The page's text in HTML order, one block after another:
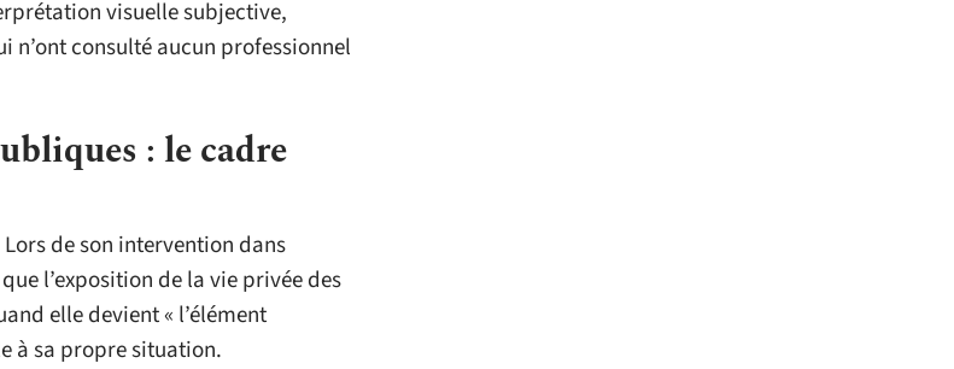
visuelle subjective,
consulté aucun professionnel
: le cadre
de son intervention dans
l’exposition de la vie privée des
elle devient « l’élément
à sa propre situation.